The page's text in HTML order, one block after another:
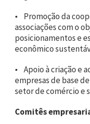
• Promoção da
associações com o
posicionamentos e
econômico
• Apoio à criação e
empresas de base
setor de comércio e
Comitês